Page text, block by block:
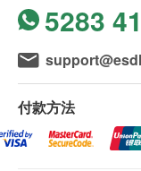
適合人士
女性調理／新
樂齡保健族／
＊本產品含螺貝
花生、牛奶、蛋
類、大豆、亞硫
過敏者請留意。
不排除運送時
訊號懸掛或黑
會延遲。
所有訂單須
認。倘若供
的貨品，供
單，並且會
5283
付款方法